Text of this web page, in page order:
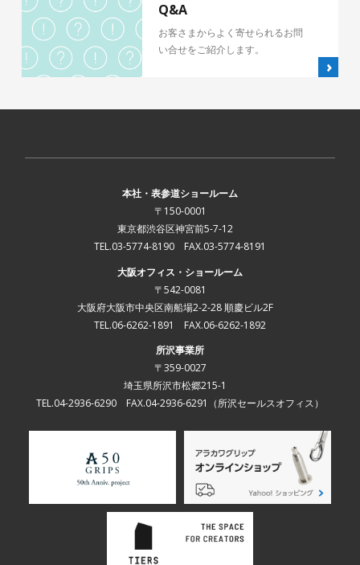
Q&A
お客さまからよく寄せられるお問
い合せをご紹介します。
本社・表参道ショールーム
〒150-0001
東京都渋谷区神宮前5-7-12
TEL.03-5774-8190 FAX.03-5774-8191
大阪オフィス・ショールーム
〒542-0081
大阪府大阪市中央区南船場2-2-28 順慶ビル2F
TEL.06-6262-1891 FAX.06-6262-1892
所沢事業所
〒359-0027
埼玉県所沢市松郷215-1
TEL.04-2936-6290 FAX.04-2936-6291 （所沢セールスオフィス）